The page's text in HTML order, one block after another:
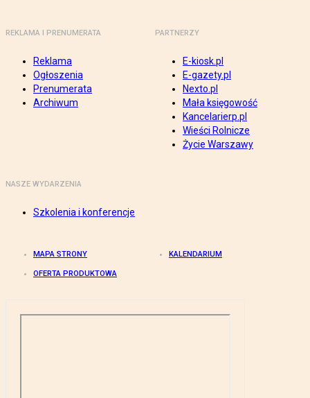
REKLAMA I PRENUMERATA
Reklama
Ogłoszenia
Prenumerata
Archiwum
PARTNERZY
E-kiosk.pl
E-gazety.pl
Nexto.pl
Mała księgowość
Kancelarierp.pl
Wieści Rolnicze
Życie Warszawy
NASZE WYDARZENIA
Szkolenia i konferencje
MAPA STRONY KALENDARIUM
OFERTA PRODUKTOWA